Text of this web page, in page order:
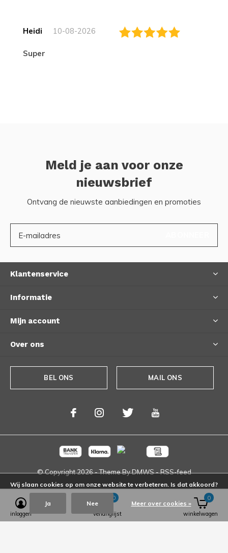
Heidi 10-08-2026
Super
Meld je aan voor onze
nieuwsbrief
Ontvang de nieuwste aanbiedingen en promoties
Klantenservice
Informatie
Mijn account
Over ons
BEL ONS MAIL ONS
© Copyright2026- Theme ByDMWS-RSS-feed
inloggen verlanglijst
0
winkelwagen
0
Wij slaan cookies op om onze website te verbeteren. Is dat akkoord?
Ja Nee Meer over cookies »